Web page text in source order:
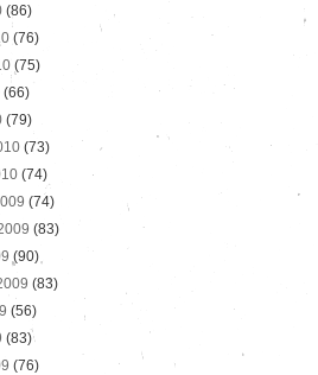
(86)
(76)
(75)
(66)
(79)
(73)
(74)
(74)
(83)
(90)
(83)
(56)
(83)
(76)